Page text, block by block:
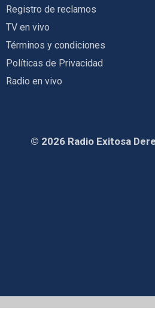
Registro de reclamos
TV en vivo
Términos y condiciones
Políticas de Privacidad
Radio en vivo
© 2026 Radio Exitosa